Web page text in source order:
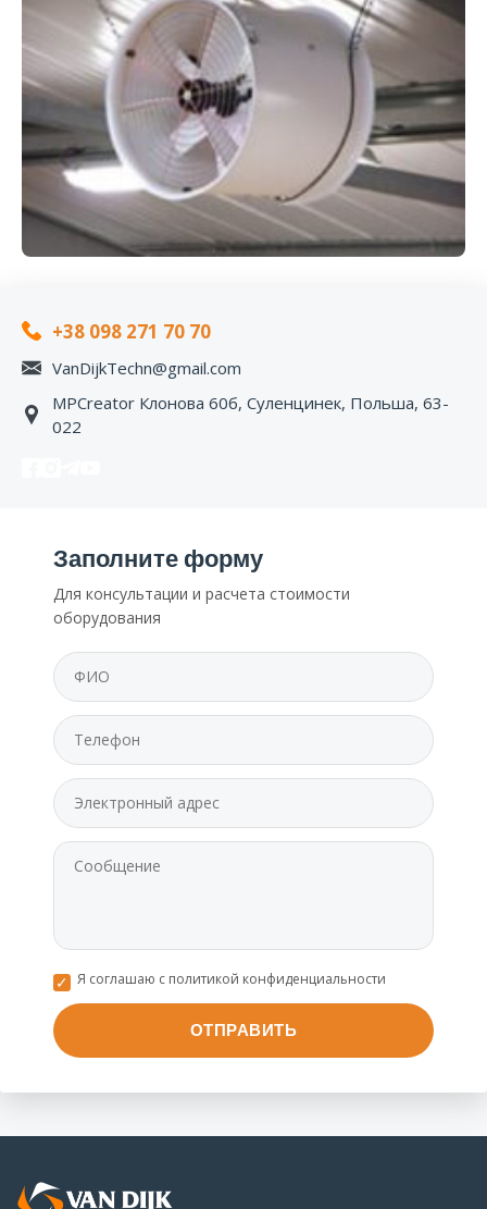
+38 098 271 70 70
VanDijkTechn@gmail.com
MPCreator Клонова 60б, Суленцинек, Польша, 63-
022
Заполните форму
Для консультации и расчета стоимости
оборудования
Я соглашаю с политикой конфиденциальности